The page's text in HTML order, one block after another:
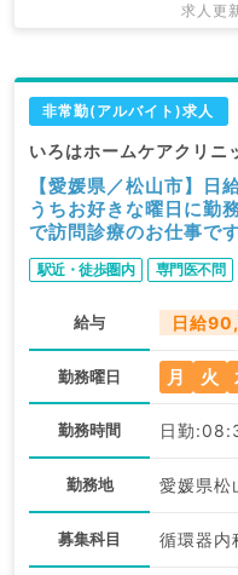
求人更
非常勤(アルバイト)求人
いろはホームケアクリニ
【愛媛県／松山市】
うちお好きな曜日に勤
で訪問診療のお仕事で
駅近・徒歩圏内 専門医不問
給与 日給
勤務曜日 月 火
勤務時間 日勤
勤務地 愛媛県松
募集科目 循環器内